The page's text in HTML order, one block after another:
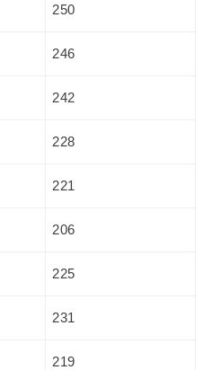
250
246
242
228
221
206
225
231
219